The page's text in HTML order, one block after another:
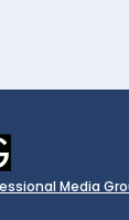
Media